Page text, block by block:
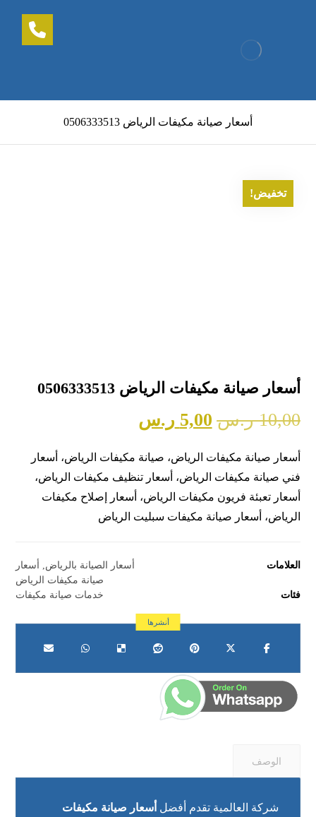
أسعار صيانة مكيفات الرياض 0506333513
تخفيض!
أسعار صيانة مكيفات الرياض 0506333513
10,00 ر.س 5,00 ر.س
أسعار صيانة مكيفات الرياض، صيانة مكيفات الرياض، أسعار
فني صيانة مكيفات الرياض، أسعار تنظيف مكيفات الرياض،
أسعار تعبئة فريون مكيفات الرياض، أسعار إصلاح مكيفات
الرياض، أسعار صيانة مكيفات سبليت الرياض
العلامات أسعار الصيانة بالرياض
أسعار
صيانة مكيفات الرياض
فئات
خدمات صيانة مكيفات
الوصف
شركة العالمية تقدم أفضل أسعار صيانة مكيفات